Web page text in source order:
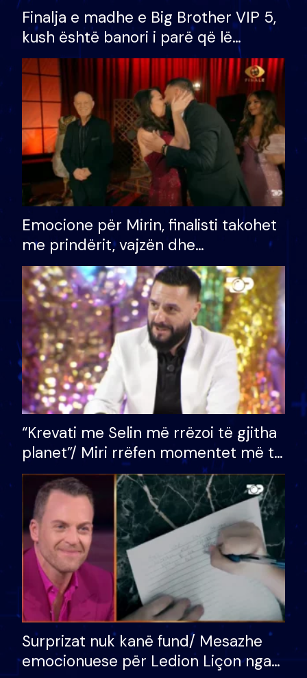
Finalja e madhe e Big Brother VIP 5,
kush është banori i parë që lë
shtëpinë dhe humb mundësinë për
të fituar çmimin e madh
Emocione për Mirin, finalisti takohet
me prindërit, vajzën dhe
bashkëshorten: S’kemi ndonjë letër
divorci apo jo?
“Krevati me Selin më rrëzoi të gjitha
planet”/ Miri rrëfen momentet më të
bukura në shtëpinë e BB VIP: Do më
mungojë zilja e mëngjesit kur…
Surprizat nuk kanë fund/ Mesazhe
emocionuese për Ledion Liçon nga